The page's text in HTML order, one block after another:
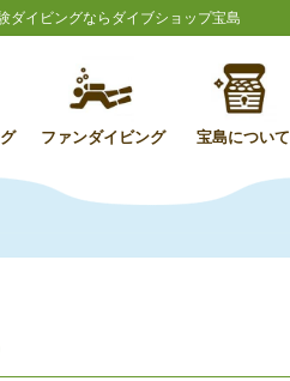
ダイビングならダイブショップ宝島
ファンダイビング 宝島について